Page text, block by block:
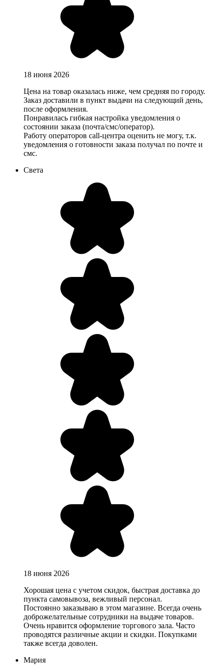
18 июня 2026
Цена на товар оказалась ниже, чем средняя по городу.
Заказ доставили в пункт выдачи на следующий день,
после оформления.
Понравилась гибкая настройка уведомления о
состоянии заказа (почта/смс/оператор).
Работу операторов call-центра оценить не могу, т.к.
уведомления о готовности заказа получал по почте и
смс.
Света
18 июня 2026
Хорошая цена с учетом скидок, быстрая доставка до
пункта самовывоза, вежливый персонал.
Постоянно заказываю в этом магазине. Всегда очень
доброжелательные сотрудники на выдаче товаров.
Очень нравится оформление торгового зала. Часто
проводятся различные акции и скидки. Покупками
также всегда доволен.
Мария